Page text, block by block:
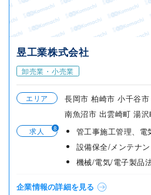
昱工業株式会社
卸売業・小売業
エリア
長岡市 柏崎市 小千谷
南魚沼市 出雲崎町 湯
求人 8
管工事施工管理、電
設備保全/メンテナ
機械/電気/電子製品
企業情報の詳細を見る